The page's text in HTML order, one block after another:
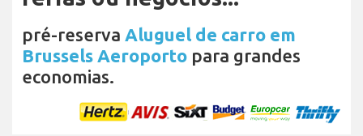
pré-reserva Aluguel de carro em
Brussels Aeroporto para grandes
economias.